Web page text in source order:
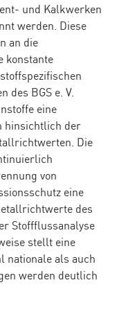
und Kalkwerken
werden. Diese
an die
konstante
des BGS e. V.
eine
hinsichtlich der
Die
von
eine
des
Stoffflussanalyse
stellt eine
nationale als auch
werden deutlich